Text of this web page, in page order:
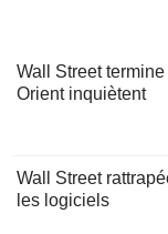
Wall Street
Orient inquiètent
Wall Street
les logiciels